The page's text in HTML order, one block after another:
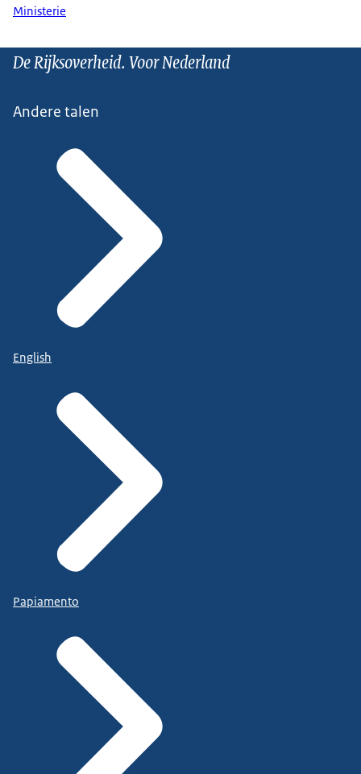
Ministerie
De Rijksoverheid. Voor Nederland
Andere talen
English
Papiamento